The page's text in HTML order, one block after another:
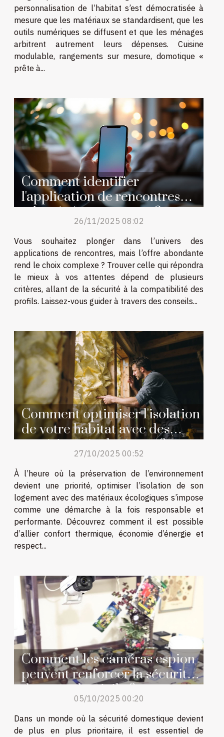
personnalisation de l’habitat s’est démocratisée à
mesure que les matériaux se standardisent, que les
outils numériques se diffusent et que les ménages
arbitrent autrement leurs dépenses. Cuisine
modulable, rangements sur mesure, domotique «
prête à...
Comment identifier
l'application de rencontres
adaptée à vos attentes ?
26/11/2025 08:02
Vous souhaitez plonger dans l’univers des
applications de rencontres, mais l’offre abondante
rend le choix complexe ? Trouver celle qui répondra
le mieux à vos attentes dépend de plusieurs
critères, allant de la sécurité à la compatibilité des
profils. Laissez-vous guider à travers des conseils...
Comment optimiser l'isolation
de votre habitat avec des
matériaux écologiques ?
27/10/2025 00:52
À l’heure où la préservation de l’environnement
devient une priorité, optimiser l’isolation de son
logement avec des matériaux écologiques s’impose
comme une démarche à la fois responsable et
performante. Découvrez comment il est possible
d’allier confort thermique, économie d’énergie et
respect...
Comment les caméras espion
peuvent renforcer la sécurité
de votre domicile ?
05/10/2025 00:20
Dans un monde où la sécurité domestique devient
de plus en plus prioritaire, il est essentiel de